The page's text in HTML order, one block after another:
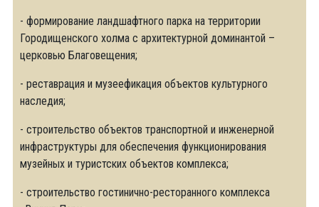
- формирование ландшафтного парка на территории
Городищенского холма с архитектурной доминантой –
церковью Благовещения;
- реставрация и музеефикация объектов культурного
наследия;
- строительство объектов транспортной и инженерной
инфраструктуры для обеспечения функционирования
музейных и туристских объектов комплекса;
- строительство гостинично-ресторанного комплекса